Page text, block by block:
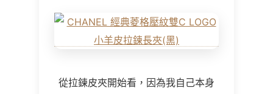
從拉鍊皮夾開始看，因為我自己本身